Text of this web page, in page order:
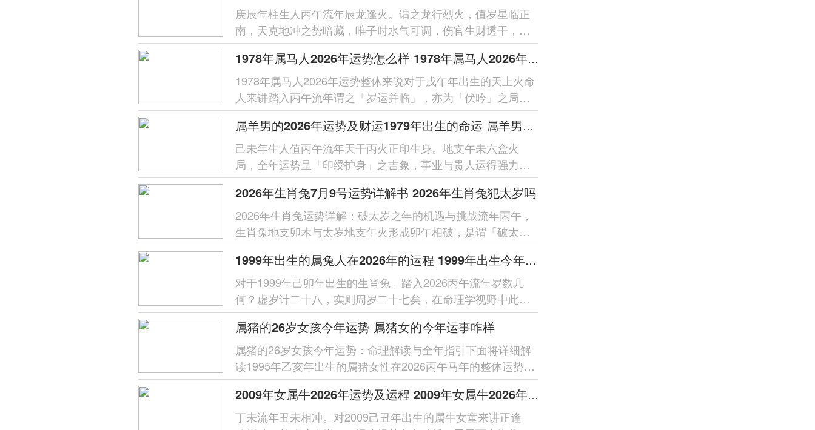
庚辰年柱生人丙午流年辰龙逢火。谓之龙行烈火，值岁星临正
南，天克地冲之势暗藏，唯子时水气可调，伤官生财透干，将
引才智为用，但劫财坐实，易见纷争，通观...
1978年属马人2026年运势怎么样 1978年属马人2026年运势及运程
1978年属马人2026年运势整体来说对于戊午年出生的天上火命
人来讲踏入丙午流年谓之「岁运并临」，亦为「伏吟」之局，
天干丙戊皆为旺火，地支午午相...
属羊男的2026年运势及财运1979年出生的命运 属羊男的2026年的结婚吉利日
己未年生人值丙午流年天干丙火正印生身。地支午未六盒火
局，全年运势呈「印绶护身」之吉象，事业与贵人运得强力扶
持，然「合局化印」亦引动「火炎...
2026年生肖兔7月9号运势详解书 2026年生肖兔犯太岁吗
2026年生肖兔运势详解：破太岁之年的机遇与挑战流年丙午，
生肖兔地支卯木与太岁地支午火形成卯午相破，是谓「破太
岁」，主人际关系易生隔阂、合作计...
1999年出生的属兔人在2026年的运程 1999年出生今年多少岁
对于1999年己卯年出生的生肖兔。踏入2026丙午流年岁数几
何？虚岁计二十八，实则周岁二十七矣，在命理学视野中此年
之运程，宛如一幅波澜微泛、吉凶交...
属猪的26岁女孩今年运势 属猪女的今年运事咋样
属猪的26岁女孩今年运势：命理解读与全年指引下面将详细解
读1995年乙亥年出生的属猪女性在2026丙午马年的整体运势，
天干丙火透出与命主乙木形成...
2009年女属牛2026年运势及运程 2009年女属牛2026年学业
丁未流年丑未相冲。对2009己丑年出生的属牛女童来讲正逢